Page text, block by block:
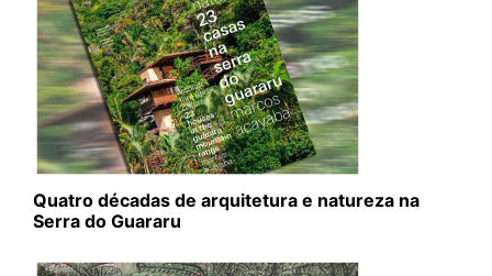
Quatro décadas de arquitetura e natureza na
Serra do Guararu